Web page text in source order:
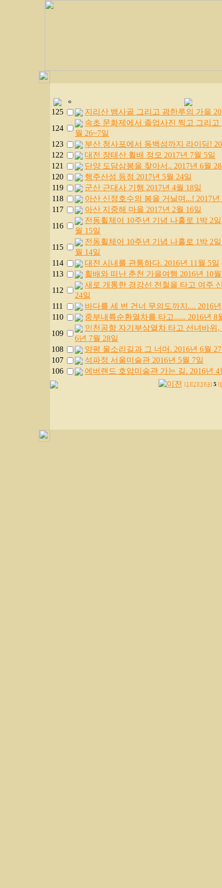
125
지리산 뱀사골 그리고 광한루의 가을
124
속초 문화제에서 졸업사진 찍고 그리고
월 26~7일
123
부산 청사포에서 동백섬까지 라이딩!
122
대전 장태산 휠배 정모 2017년 7월 5일
121
단양 도담삼봉을 찾아서.. 2017년 6월
120
행주산성 등정 2017년 5월 24일
119
군산 근대사 기행 2017년 4월 18일
118
아산 신정호수의 봄을 거닐며...! 2017년
117
아산 지중해 마을 2017년 2월 16일
116
전동휠체어 10주년 기념 나홀로 1박 2
월 15일
115
전동휠체어 10주년 기념 나홀로 1박 2
월 14일
114
대전 시내를 관통하다. 2016년 11월 5일
113
휠배와 떠난 춘천 가을여행 2016년 10
112
새로 개통한 경강선 전철을 타고 여주
24일
111
바다를 세 번 건너 무의도까지.... 2016
110
중부내륙순환열차를 타고...... 2016년 8
109
인천공항 자기부상열차 타고 선녀바위
6년 7월 28일
108
양평 물소리길과 그 너머. 2016년 6월
107
석파정 서울미술관 2016년 5월 7일
106
에버랜드 호암미술관 가는 길. 2016년 4
[1] [2] [3] [4] 5